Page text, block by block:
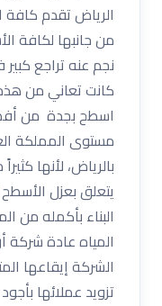
الرياض تقدم
من جانبها لكافة
نجم عنه تراجع
كانت تعاني من
اسطح بجدة من
مستوى المملكة
بالرياض، لأنها
يتعلق بعزل
البناء بأكمله من
المياه عادة شركة
الشركة إيقاعها
تزويد عملائها